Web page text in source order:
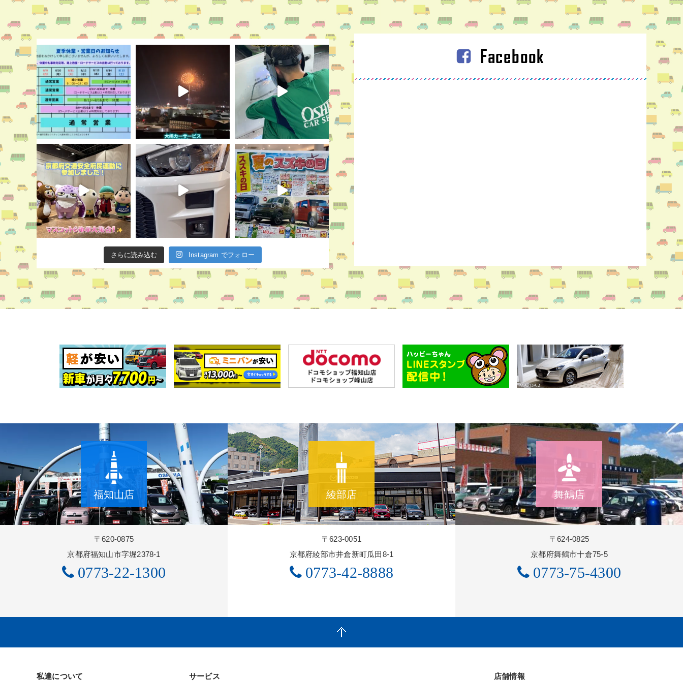
さらに読み込む Instagram でフォロー
福知山店
〒620-0875
京都府福知山市字堀2378-1
0773-22-1300
綾部店
〒623-0051
京都府綾部市井倉新町瓜田8-1
0773-42-8888
舞鶴店
〒624-0825
京都府舞鶴市十倉75-5
0773-75-4300
私達について サービス 店舗情報